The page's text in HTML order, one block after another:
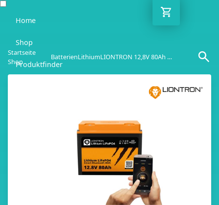
Home
Shop
Produktfinder
Startseite
Shop
BatterienLithium LIONTRON 12,8V 80Ah Bluetooth